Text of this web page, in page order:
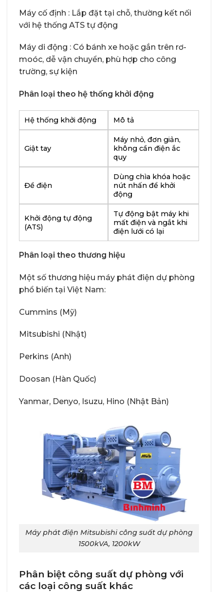
Máy cố định : Lắp đặt tại chỗ, thường kết nối
với hệ thống ATS tự động
Máy di động : Có bánh xe hoặc gắn trên rơ-
moóc, dễ vận chuyển, phù hợp cho công
trường, sự kiện
Phân loại theo hệ thống khởi động
Hệ thống khởi động Mô tả
Giật tay
Máy nhỏ, đơn giản,
không cần điện ắc
quy
Đề điện
Dùng chìa khóa hoặc
nút nhấn để khởi
động
Khởi động tự động
(ATS)
Tự động bật máy khi
mất điện và ngắt khi
điện lưới có lại
Phân loại theo thương hiệu
Một số thương hiệu máy phát điện dự phòng
phổ biến tại Việt Nam:
Cummins (Mỹ)
Mitsubishi (Nhật)
Perkins (Anh)
Doosan (Hàn Quốc)
Yanmar, Denyo, Isuzu, Hino (Nhật Bản)
Máy phát điện Mitsubishi công suất dự phòng
1500kVA, 1200kW
Phân biệt công suất dự phòng với
các loại công suất khác